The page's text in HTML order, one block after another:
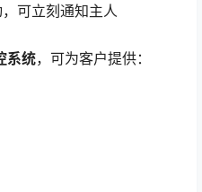
可立刻通知主人
系统，可为客户提供：